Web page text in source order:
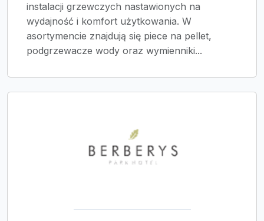
instalacji grzewczych nastawionych na
wydajność i komfort użytkowania. W
asortymencie znajdują się piece na pellet,
podgrzewacze wody oraz wymienniki...